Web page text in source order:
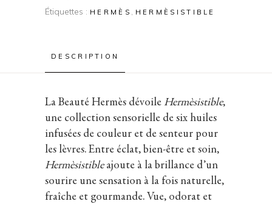
Étiquettes : HERMÈS , HERMÈSISTIBLE
DESCRIPTION
La Beauté Hermès dévoile Hermèsistible,
une collection sensorielle de six huiles
infusées de couleur et de senteur pour
les lèvres. Entre éclat, bien-être et soin,
Hermèsistibleajoute à la brillance d’un
sourire une sensation à la fois naturelle,
fraîche et gourmande. Vue, odorat et